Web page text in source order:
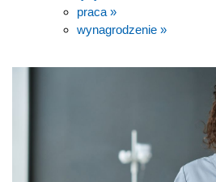
praca »
wynagrodzenie »